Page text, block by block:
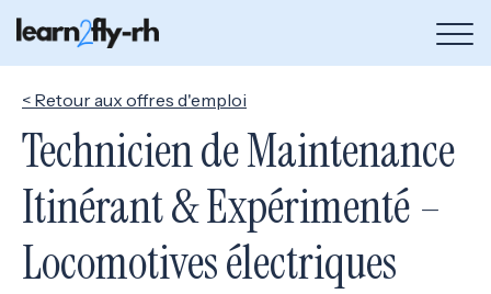
de
< Retour aux offres d'emploi
Technicien de Maintenance
Itinérant & Expérimenté –
Locomotives électriques